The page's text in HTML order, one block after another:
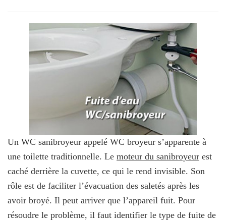
Un WC sanibroyeur appelé WC broyeur s’apparente à
une toilette traditionnelle. Le moteur du sanibroyeur est
caché derrière la cuvette, ce qui le rend invisible. Son
rôle est de faciliter l’évacuation des saletés après les
avoir broyé. Il peut arriver que l’appareil fuit. Pour
résoudre le problème, il faut identifier le type de fuite de